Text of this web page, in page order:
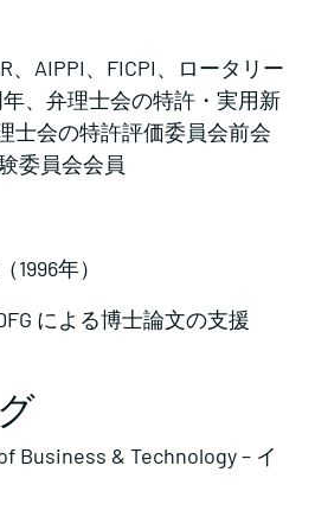
、AIPPI、FICPI、ロータリー
、弁理士会の特許・実用新
士会の特許評価委員会前会
委員会会員
1996年）
による博士論文の支援
Business & Technology – イ